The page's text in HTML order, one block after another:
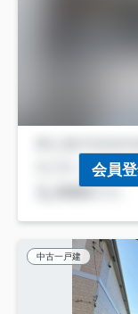
会員
中古一戸建